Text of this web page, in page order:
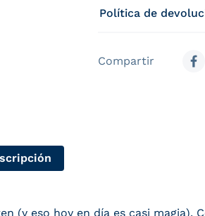
Política de
Compartir
(y eso hoy en día es casi magia).